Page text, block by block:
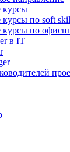
курсы
по soft
курсы по
в IT